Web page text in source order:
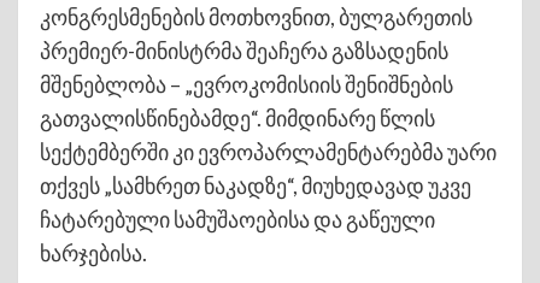
კონგრესმენების მოთხოვნით, ბულგარეთის
პრემიერ-მინისტრმა შეაჩერა გაზსადენის
მშენებლობა – „ევროკომისიის შენიშნების
გათვალისწინებამდე“. მიმდინარე წლის
სექტემბერში კი ევროპარლამენტარებმა უარი
თქვეს „სამხრეთ ნაკადზე“, მიუხედავად უკვე
ჩატარებული სამუშაოებისა და გაწეული
ხარჯებისა.